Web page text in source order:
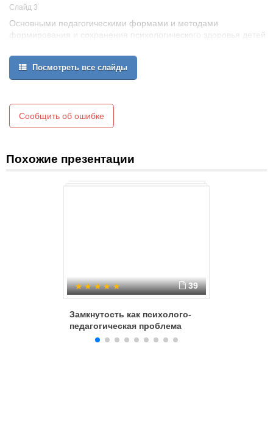
Слайд 3
Основными педагогическими формами и метода­ми
формирования и сохранения психологического здоровья детей
проведение специально разработанных психоло­гических
занятий с детьми;
упражнения;
этюды;
решение проблемно-практических ситуаций;
элементы арттерапии;
чтение и анализ сказок;
Посмотреть все слайды
Сообщить об ошибке
Похожие презентации
39
Замкнутость как психолого-
педагогическая проблема